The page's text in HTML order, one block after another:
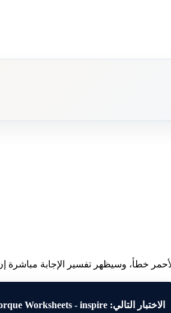
خطأ، وسيظهر تفسير الإجابة مباشرة
الاختبار التالي: Torque Worksheets - inspire